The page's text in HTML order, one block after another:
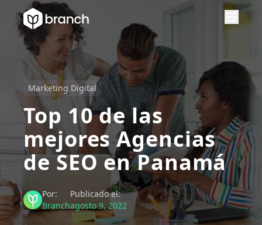
Marketing Digital
Top 10 de las
mejores Agencias
de SEO en Panamá
Por:
Branch
Publicado el:
agosto 9, 2022